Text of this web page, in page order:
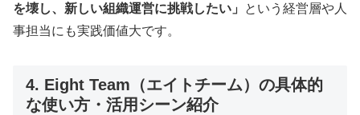
を壊し、新しい組織運営に挑戦したい」
という経営層や人
事担当にも実践価値大です。
4. Eight Team（エイトチーム）の具体的
な使い方・活用シーン紹介